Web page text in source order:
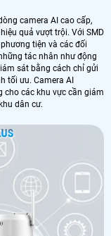
camera AI cao cấp,
quả vượt trội. Với SMD
tiện và các đối
tác nhân như động
sát bằng cách chỉ gửi
tối ưu. Camera AI
cho các khu vực cần giám
dân cư.